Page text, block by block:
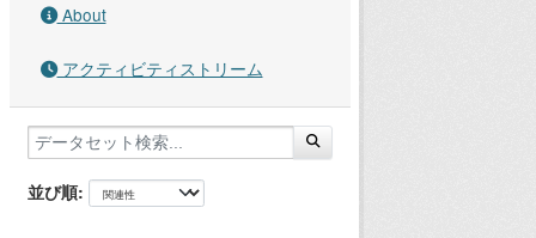
About
アクティビティストリーム
並び順